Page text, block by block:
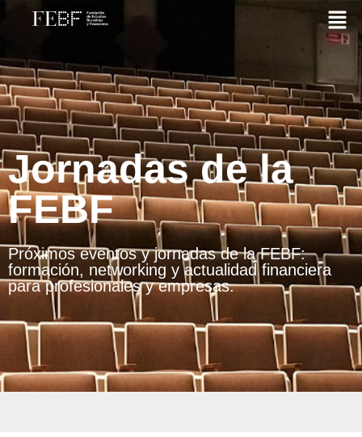
Jornadas de la
FEBF
Próximos eventos y jornadas de la FEBF:
formación, networking y actualidad financiera
para profesionales y empresas.